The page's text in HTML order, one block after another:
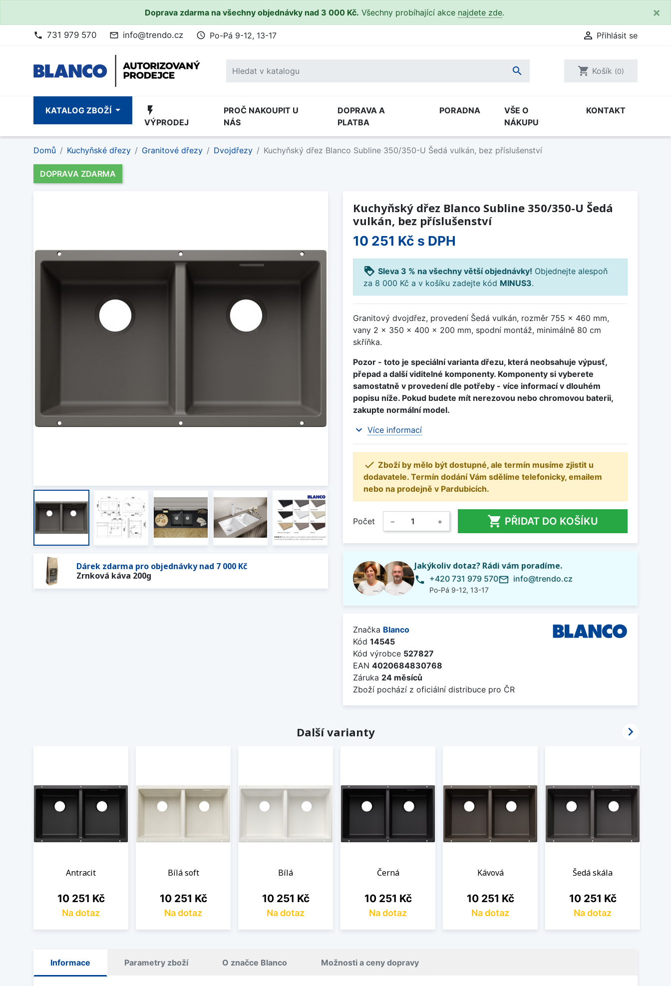
Doprava zdarma na všechny objednávky nad 3 000 Kč. Všechny probíhající akce najdete zde. ×
phone 731 979 570 mail_outline info@trendo.cz access_time Po-Pá 9-12, 13-17  Přihlásit se
 shopping_cart Košík (0)
KATALOG ZBOŽÍ flash_on
VÝPRODEJ
PROČ NAKOUPIT U
NÁS
DOPRAVA A
PLATBA
PORADNA
VŠE O
NÁKUPU
KONTAKT
Domů Kuchyňské dřezy Granitové dřezy Dvojdřezy Kuchyňský dřez Blanco Subline 350/350-U Šedá vulkán, bez příslušenství
DOPRAVA ZDARMA
Dárek zdarma pro objednávky nad 7 000 Kč
Zrnková káva 200g
Kuchyňský dřez Blanco Subline 350/350-U Šedá
vulkán, bez příslušenství
10 251 Kč s DPH
loyalty Sleva 3 % na všechny větší objednávky! Objednejte alespoň
za 8 000 Kč a v košíku zadejte kód MINUS3.
Granitový dvojdřez, provedení Šedá vulkán, rozměr 755 x 460 mm,
vany 2 x 350 x 400 x 200 mm, spodní montáž, minimálně 80 cm
skříňka.
Pozor - toto je speciální varianta dřezu, která neobsahuje výpusť,
přepad a další viditelné komponenty. Komponenty si vyberete
samostatně v provedení dle potřeby - více informací v dlouhém
popisu níže. Pokud budete mít nerezovou nebo chromovou baterii,
zakupte normální model.
expand_more Více informací
 Zboží by mělo být dostupné, ale termín musíme zjistit u
dodavatele. Termín dodání Vám sdělíme telefonicky, emailem
nebo na prodejně v Pardubicích.
Počet − +  PŘIDAT DO KOŠÍKU
Jakýkoliv dotaz? Rádi vám poradíme.
phone +420 731 979 570
Po-Pá 9-12, 13-17
mail_outline info@trendo.cz
Značka Blanco
Kód 14545
Kód výrobce 527827
EAN 4020684830768
Záruka 24 měsíců
Zboží pochází z oficiální distribuce pro ČR
Další varianty
Antracit
Cena
10 251 Kč
Na dotaz
Bílá soft
Cena
10 251 Kč
Na dotaz
Bílá
Cena
10 251 Kč
Na dotaz
Černá
Cena
10 251 Kč
Na dotaz
Kávová
Cena
10 251 Kč
Na dotaz
Šedá skála
Cena
10 251 Kč
Na dotaz

Informace Parametry zboží O značce Blanco Možnosti a ceny dopravy